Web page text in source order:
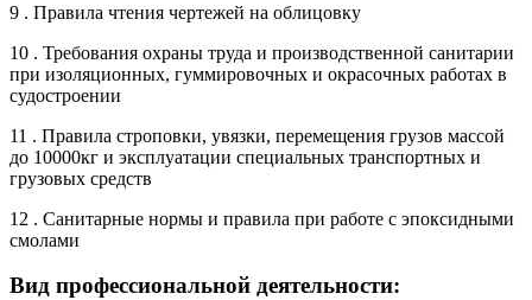
9 . Правила чтения чертежей на облицовку
10 . Требования охраны труда и производственной санитарии
при изоляционных, гуммировочных и окрасочных работах в
судостроении
11 . Правила строповки, увязки, перемещения грузов массой
до 10000кг и эксплуатации специальных транспортных и
грузовых средств
12 . Санитарные нормы и правила при работе с эпоксидными
смолами
Вид профессиональной деятельности: